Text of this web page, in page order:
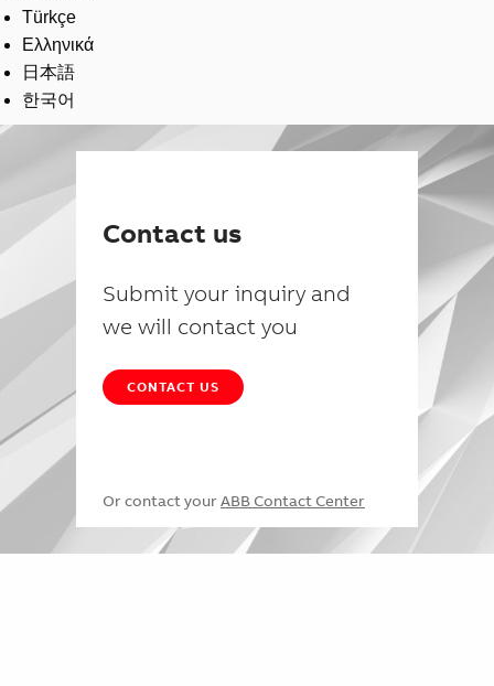
Türkçe
Ελληνικά
日本語
한국어
Contact us
Submit your inquiry and
we will contact you
CONTACT US
Or contact your ABB Contact Center